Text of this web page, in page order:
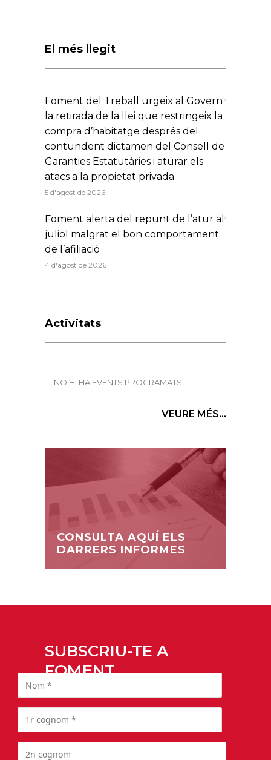
El més llegit
Foment del Treball urgeix al Govern
la retirada de la llei que restringeix la
compra d’habitatge després del
contundent dictamen del Consell de
Garanties Estatutàries i aturar els
atacs a la propietat privada
5 d'agost de 2026
Foment alerta del repunt de l’atur al
juliol malgrat el bon comportament
de l’afiliació
4 d'agost de 2026
Activitats
NO HI HA EVENTS PROGRAMATS
VEURE MÉS...
CONSULTA AQUÍ ELS
DARRERS INFORMES
SUBSCRIU-TE A
FOMENT